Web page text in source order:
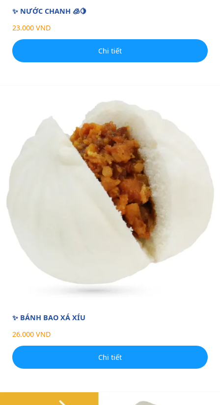
✨ NƯỚC CHANH 🧊🍋
23.000 VND
Chi tiết
✨ BÁNH BAO XÁ XÍU
26.000 VND
Chi tiết